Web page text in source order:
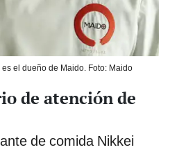
es el dueño de Maido. Foto: Maido
de atención de
de comida Nikkei